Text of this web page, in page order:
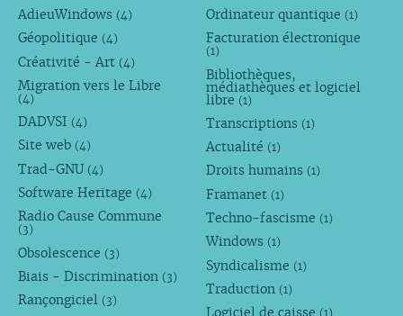
AdieuWindows (4)
Géopolitique (4)
Créativité - Art (4)
Migration vers le Libre
(4)
DADVSI (4)
Site web (4)
Trad-GNU (4)
Software Heritage (4)
Radio Cause Commune
(3)
Obsolescence (3)
Biais - Discrimination (3)
Rançongiciel (3)
Ordinateur quantique (1)
Facturation électronique
(1)
Bibliothèques,
médiathèques et logiciel
libre (1)
Transcriptions (1)
Actualité (1)
Droits humains (1)
Framanet (1)
Techno-fascisme (1)
Windows (1)
Syndicalisme (1)
Traduction (1)